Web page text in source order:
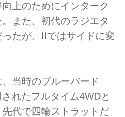
上のためにインターク
また、初代のラジエタ
たが、IIではサイドに変
当時のブルーバード
れたフルタイム4WDと
代で四輪ストラットだ